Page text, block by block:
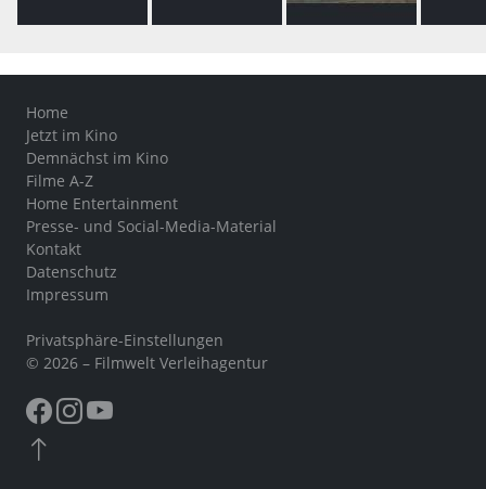
Home
Jetzt im Kino
Demnächst im Kino
Filme A-Z
Home Entertainment
Presse- und Social-Media-Material
Kontakt
Datenschutz
Impressum
Privatsphäre-Einstellungen
© 2026 – Filmwelt Verleihagentur